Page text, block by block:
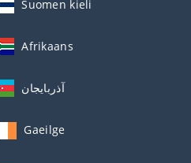
Suomen kieli
Afrikaans
آذربايجان
Gaeilge